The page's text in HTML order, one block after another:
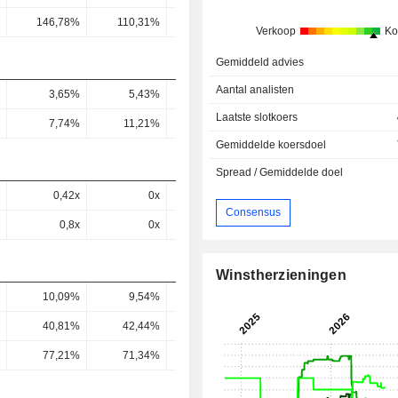
146,78% 110,31%
3,65% 5,43% 6,42% 5,89%
7,74% 11,21% 14,5% 12,19%
0,42x 0x
0,8x 0x 0,47x
10,09% 9,54%
40,81% 42,44% 16,01%
77,21% 71,34% 14,69% 17,89% 16,11%
Verkoop
Gemiddeld advies
Aantal analisten
Laatste slotkoers
Gemiddelde koersdoel
Spread / Gemiddelde doel
Consensus
Winstherzieningen